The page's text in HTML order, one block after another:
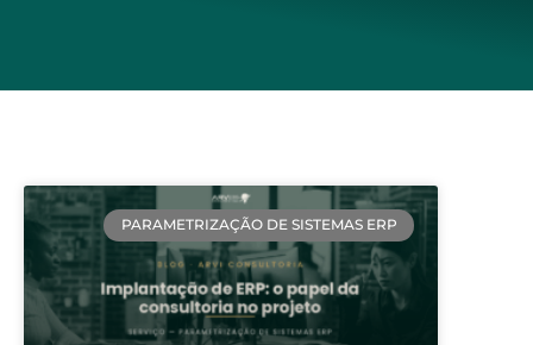
PARAMETRIZAÇÃO DE SISTEMAS ERP